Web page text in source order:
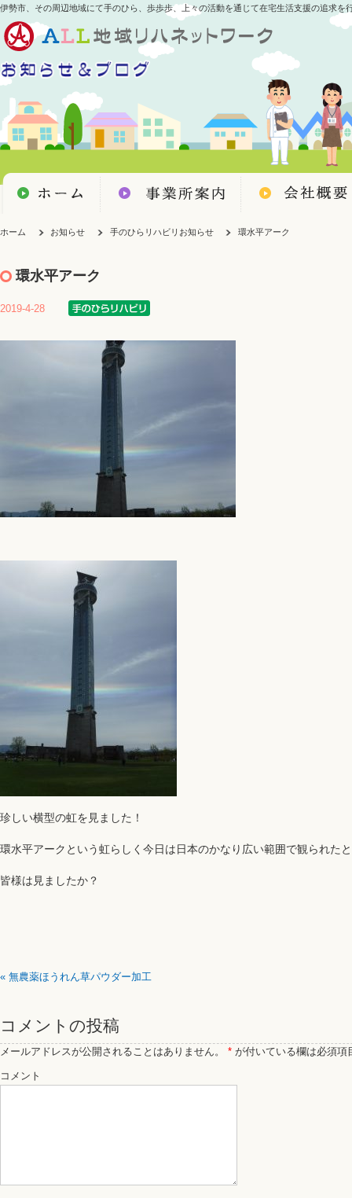
伊勢市、その周辺地域にて手のひら、歩歩歩、上々の活動を通じて在宅生活支援の追求を
ホーム お知らせ 手のひらリハビリお知らせ 環水平アーク
環水平アーク
2019-4-28
珍しい横型の虹を見ました！
環水平アークという虹らしく今日は日本のかなり広い範囲で観られた
皆様は見ましたか？
« 無農薬ほうれん草パウダー加工
コメントの投稿
メールアドレスが公開されることはありません。 * が付いている欄は必須項
コメント